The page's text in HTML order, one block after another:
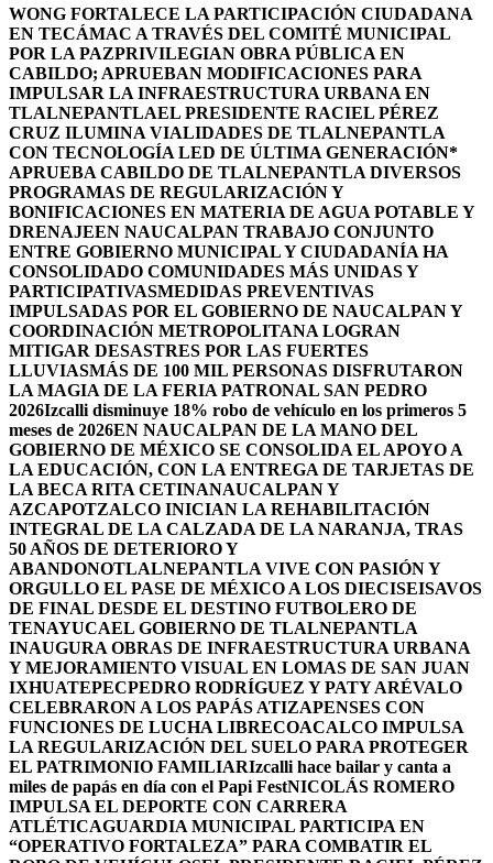
WONG FORTALECE LA PARTICIPACIÓN CIUDADANA
EN TECÁMAC A TRAVÉS DEL COMITÉ MUNICIPAL
POR LA PAZPRIVILEGIAN OBRA PÚBLICA EN
CABILDO; APRUEBAN MODIFICACIONES PARA
IMPULSAR LA INFRAESTRUCTURA URBANA EN
TLALNEPANTLAEL PRESIDENTE RACIEL PÉREZ
CRUZ ILUMINA VIALIDADES DE TLALNEPANTLA
CON TECNOLOGÍA LED DE ÚLTIMA GENERACIÓN*
APRUEBA CABILDO DE TLALNEPANTLA DIVERSOS
PROGRAMAS DE REGULARIZACIÓN Y
BONIFICACIONES EN MATERIA DE AGUA POTABLE Y
DRENAJEEN NAUCALPAN TRABAJO CONJUNTO
ENTRE GOBIERNO MUNICIPAL Y CIUDADANÍA HA
CONSOLIDADO COMUNIDADES MÁS UNIDAS Y
PARTICIPATIVASMEDIDAS PREVENTIVAS
IMPULSADAS POR EL GOBIERNO DE NAUCALPAN Y
COORDINACIÓN METROPOLITANA LOGRAN
MITIGAR DESASTRES POR LAS FUERTES
LLUVIASMÁS DE 100 MIL PERSONAS DISFRUTARON
LA MAGIA DE LA FERIA PATRONAL SAN PEDRO
2026Izcalli disminuye 18% robo de vehículo en los primeros 5
meses de 2026EN NAUCALPAN DE LA MANO DEL
GOBIERNO DE MÉXICO SE CONSOLIDA EL APOYO A
LA EDUCACIÓN, CON LA ENTREGA DE TARJETAS DE
LA BECA RITA CETINANAUCALPAN Y
AZCAPOTZALCO INICIAN LA REHABILITACIÓN
INTEGRAL DE LA CALZADA DE LA NARANJA, TRAS
50 AÑOS DE DETERIORO Y
ABANDONOTLALNEPANTLA VIVE CON PASIÓN Y
ORGULLO EL PASE DE MÉXICO A LOS DIECISEISAVOS
DE FINAL DESDE EL DESTINO FUTBOLERO DE
TENAYUCAEL GOBIERNO DE TLALNEPANTLA
INAUGURA OBRAS DE INFRAESTRUCTURA URBANA
Y MEJORAMIENTO VISUAL EN LOMAS DE SAN JUAN
IXHUATEPECPEDRO RODRÍGUEZ Y PATY ARÉVALO
CELEBRARON A LOS PAPÁS ATIZAPENSES CON
FUNCIONES DE LUCHA LIBRECOACALCO IMPULSA
LA REGULARIZACIÓN DEL SUELO PARA PROTEGER
EL PATRIMONIO FAMILIARIzcalli hace bailar y canta a
miles de papás en día con el Papi FestNICOLÁS ROMERO
IMPULSA EL DEPORTE CON CARRERA
ATLÉTICAGUARDIA MUNICIPAL PARTICIPA EN
“OPERATIVO FORTALEZA” PARA COMBATIR EL